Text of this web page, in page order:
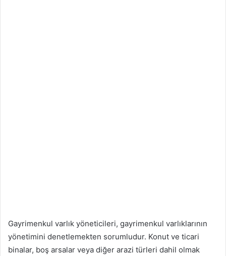
Gayrimenkul varlık yöneticileri, gayrimenkul varlıklarının
yönetimini denetlemekten sorumludur. Konut ve ticari
binalar, boş arsalar veya diğer arazi türleri dahil olmak